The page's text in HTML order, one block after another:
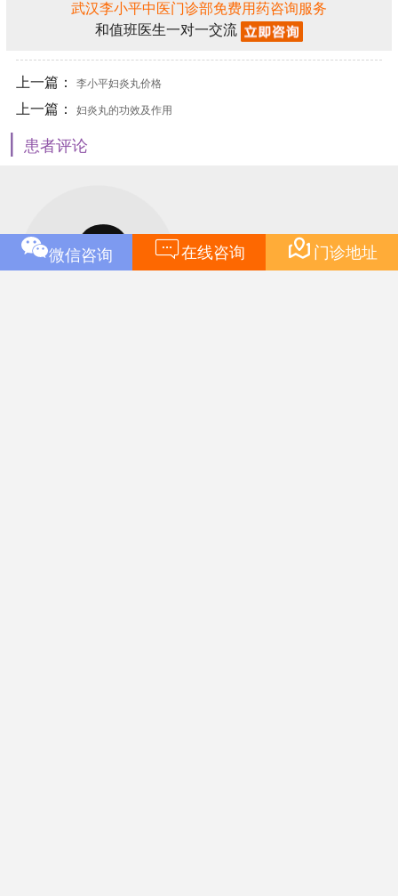
武汉李小平中医门诊部免费用药咨询服务
和值班医生一对一交流
上一篇： 李小平妇炎丸价格
上一篇： 妇炎丸的功效及作用
| 患者评论
妇炎丸还不错的，盆腔性不
微信咨询 在线咨询  门诊地址